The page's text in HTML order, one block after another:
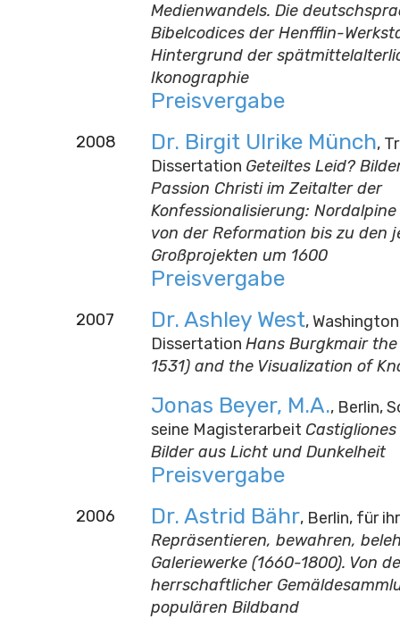
Medienwandels. Die
Bibelcodices der Henfflin-
Hintergrund der
Ikonographie
Preisvergabe
2008 Dr. Birgit Ulrike Münch,
Dissertation Geteiltes Leid?
Passion Christi im Zeitalter der
Konfessionalisierung:
von der Reformation bis zu den
Großprojekten um 1600
Preisvergabe
2007 Dr. Ashley West,
Dissertation Hans Burgkmair
1531) and the Visualization of
Jonas Beyer, M.A., Berlin,
seine Magisterarbeit
Bilder aus Licht und Dunkelheit
Preisvergabe
2006 Dr. Astrid Bähr, Berlin, für
Repräsentieren, bewahren,
Galeriewerke (1660-1800). Von
herrschaftlicher
populären Bildband